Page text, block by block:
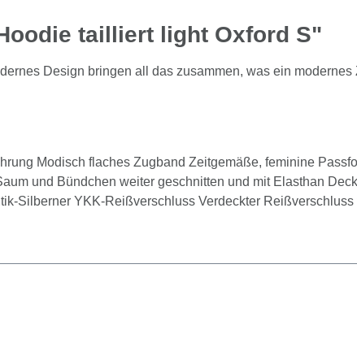
tailliert light Oxford S"
Design bringen all das zusammen, was ein
Modisch flaches Zugband Zeitgemäße, feminine
und Bündchen weiter geschnitten und mit Elasthan
Silberner YKK-Reißverschluss Verdeckter